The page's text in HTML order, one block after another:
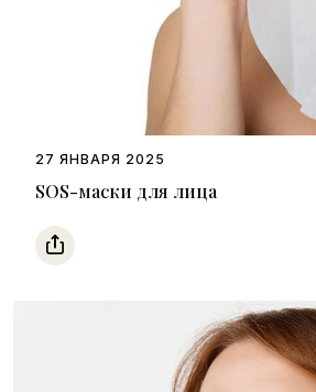
SOS-маски для лица
27 ЯНВАРЯ 2025